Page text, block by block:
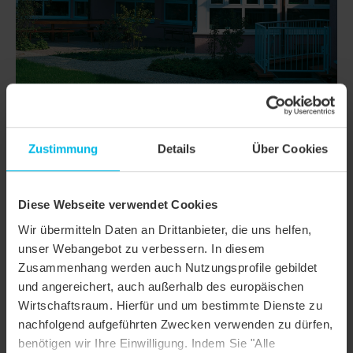
Zustimmung Details Über Cookies
Diese Webseite verwendet Cookies
Wir übermitteln Daten an Drittanbieter, die uns helfen,
unser Webangebot zu verbessern. In diesem
Zusammenhang werden auch Nutzungsprofile gebildet
und angereichert, auch außerhalb des europäischen
Wirtschaftsraum. Hierfür und um bestimmte Dienste zu
nachfolgend aufgeführten Zwecken verwenden zu dürfen,
benötigen wir Ihre Einwilligung. Indem Sie "Alle
DETAILS
MODELL RATIO
Produktgruppe Dachziegel
Objektart Öffentliches Gebäude